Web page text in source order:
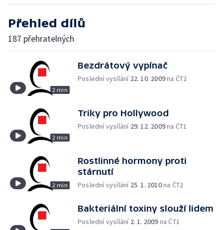
Přehled dílů
187 přehratelných
2 min
Bezdrátový vypínač
Poslední vysílání 22. 10. 2009na ČT2
2 min
Triky pro Hollywood
Poslední vysílání 29. 12. 2009na ČT1
2 min
Rostlinné hormony proti
stárnutí
Poslední vysílání 25. 1. 2010na ČT2
Bakteriální toxiny slouží lidem
Poslední vysílání 2. 1. 2009 na ČT1